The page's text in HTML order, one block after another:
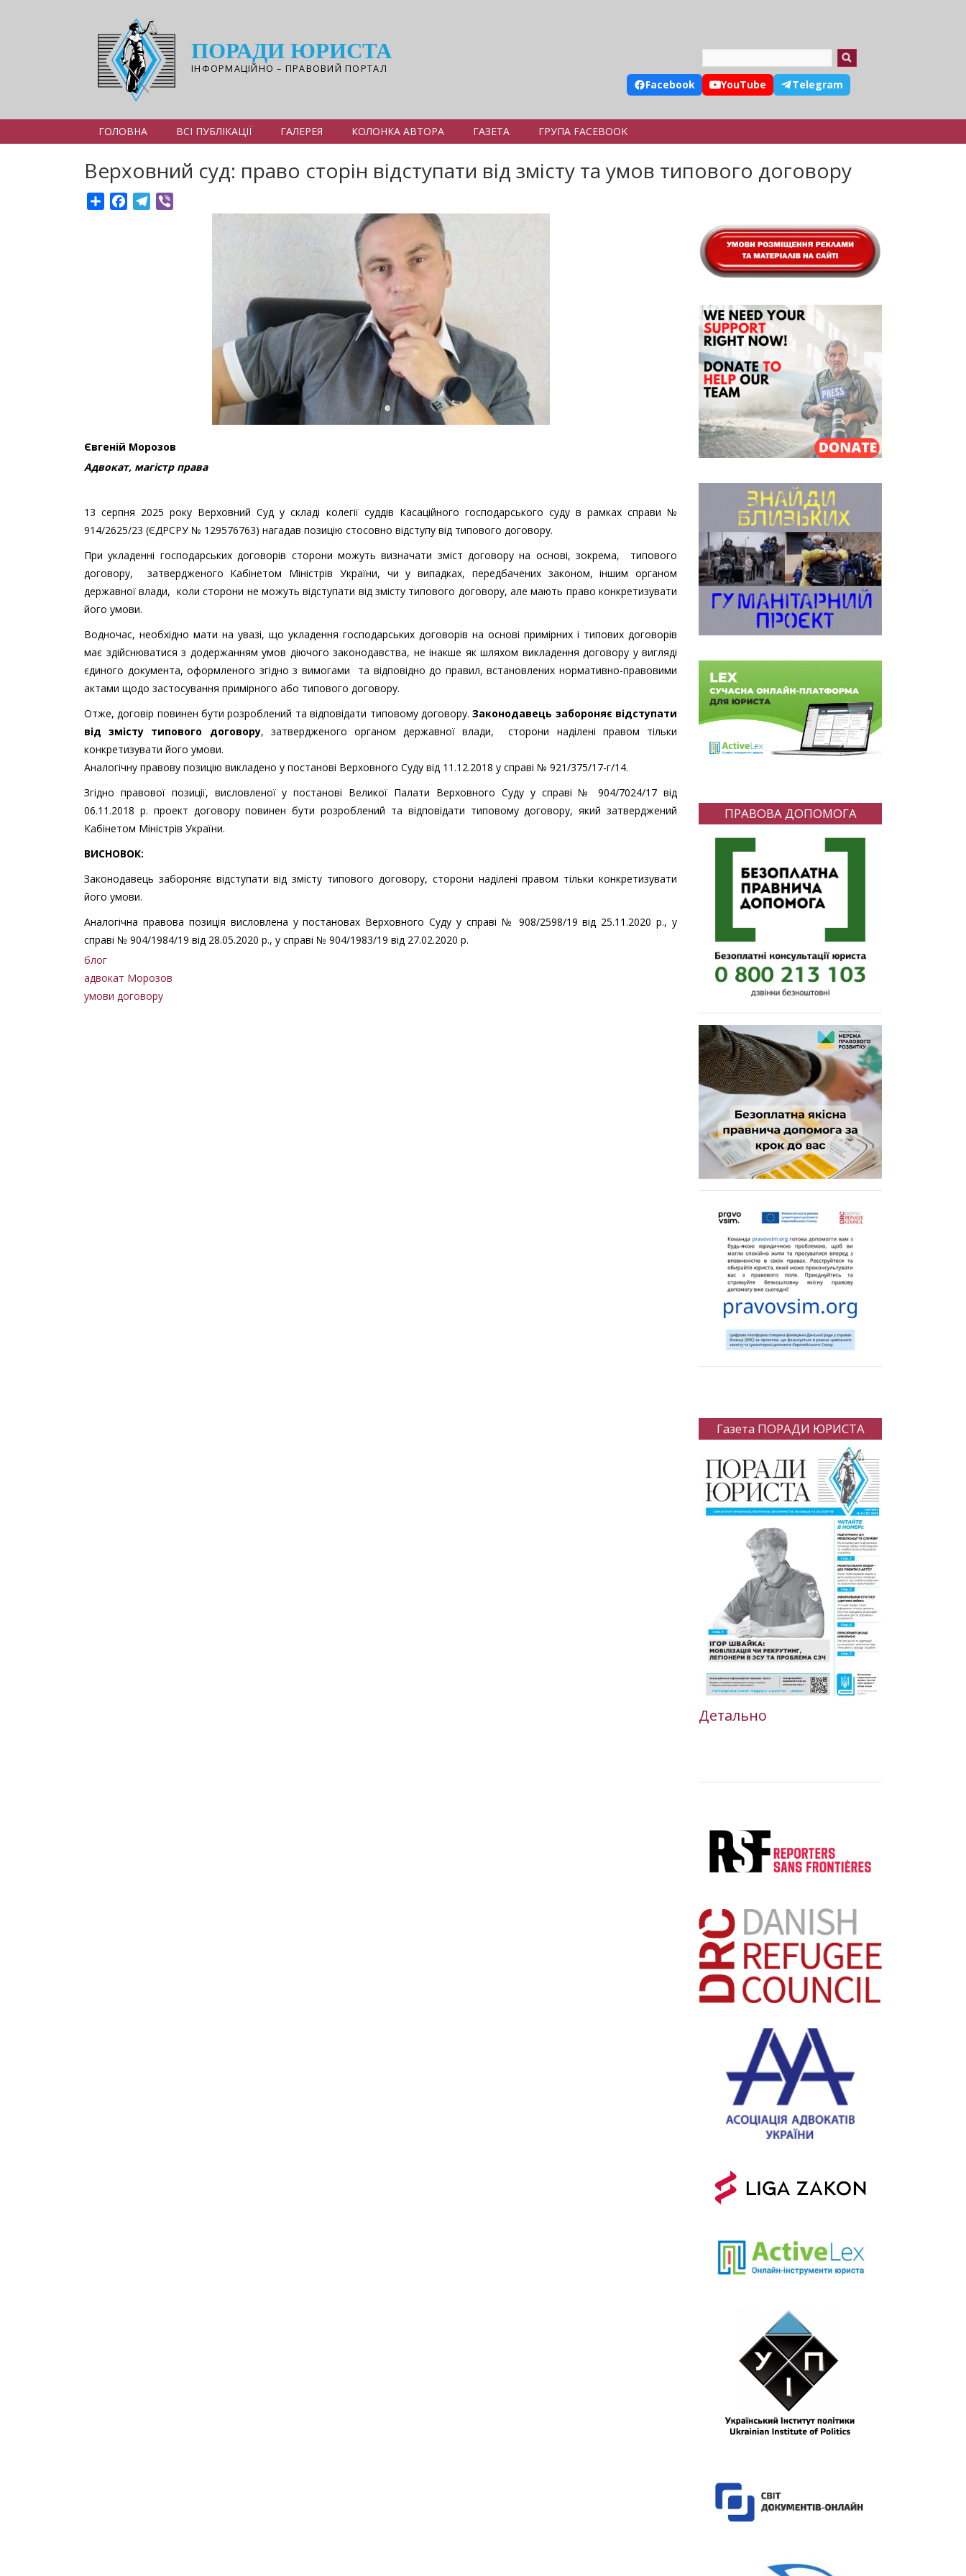
ПОРАДИ ЮРИСТА
ІНФОРМАЦІЙНО – ПРАВОВИЙ ПОРТАЛ
Facebook YouTube Telegram
ГОЛОВНА ВСІ ПУБЛІКАЦІЇ ГАЛЕРЕЯ КОЛОНКА АВТОРА ГАЗЕТА ГРУПА FACEBOOK
Верховний суд: право сторін відступати від змісту та умов типового договору
ShareFacebookTelegram
Євгеній Морозов
Адвокат, магістр права
13 серпня 2025 року Верховний Суд у складі колегії суддів Касаційного господарського суду в рамках справи №
914/2625/23 (ЄДРСРУ № 129576763) нагадав позицію стосовно відступу від типового договору.
При укладенні господарських договорів сторони можуть визначати зміст договору на основі, зокрема, типового
договору, затвердженого Кабінетом Міністрів України, чи у випадках, передбачених законом, іншим органом
державної влади, коли сторони не можуть відступати від змісту типового договору, але мають право конкретизувати
його умови.
Водночас, необхідно мати на увазі, що укладення господарських договорів на основі примірних і типових договорів
має здійснюватися з додержанням умов діючого законодавства, не інакше як шляхом викладення договору у вигляді
єдиного документа, оформленого згідно з вимогами та відповідно до правил, встановлених нормативно-правовими
актами щодо застосування примірного або типового договору.
Отже, договір повинен бути розроблений та відповідати типовому договору.Законодавець забороняє відступати
від змісту типового договору, затвердженого органом державної влади, сторони наділені правом тільки
конкретизувати його умови.
Аналогічну правову позицію викладено у постанові Верховного Суду від 11.12.2018 у справі № 921/375/17-г/14.
Згідно правової позиції, висловленої у постанові Великої Палати Верховного Суду у справі № 904/7024/17 від
06.11.2018 р. проект договору повинен бути розроблений та відповідати типовому договору, який затверджений
Кабінетом Міністрів України.
ВИСНОВОК:
Законодавець забороняє відступати від змісту типового договору, сторони наділені правом тільки конкретизувати
його умови.
Аналогічна правова позиція висловлена у постановах Верховного Суду у справі № 908/2598/19 від 25.11.2020 р., у
справі № 904/1984/19 від 28.05.2020 р., у справі № 904/1983/19 від 27.02.2020 р.
блог
адвокат Морозов
умови договору
ПРАВОВА ДОПОМОГА
Газета ПОРАДИ ЮРИСТА
Детально